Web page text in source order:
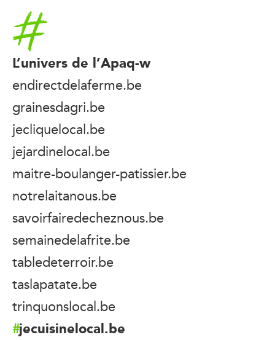
Accueil
L’univers de l’Apaq-w
endirectdelaferme.be
grainesdagri.be
jecliquelocal.be
jejardinelocal.be
maitre-boulanger-patissier.be
notrelaitanous.be
savoirfairedecheznous.be
semainedelafrite.be
tabledeterroir.be
taslapatate.be
trinquonslocal.be
jecuisinelocal.be